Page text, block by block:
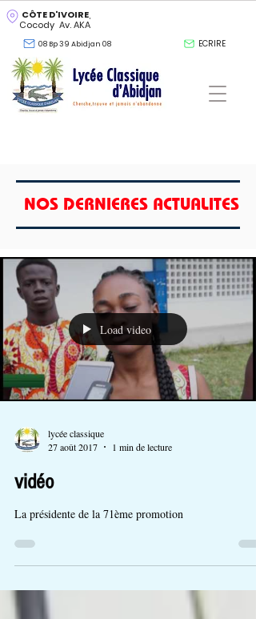
CÔTE D'IVOIRE
Cocody Av. AKA
08 Bp 39 Abidjan 08 ECRIRE
NOS DERNIERES ACTUALITES
Load video
lycée classique
27 août 2017
1 min de lecture
vidéo
La présidente de la 71ème promotion